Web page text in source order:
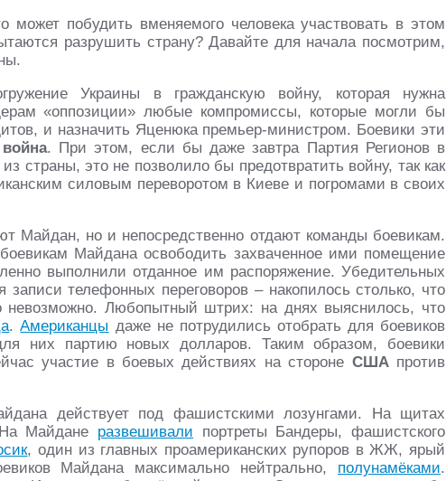
может побудить вменяемого человека участвовать в этом
разрушить страну? Давайте для начала посмотрим,
Украины в гражданскую войну, которая нужна
«оппозиции» любые компромиссы, которые могли бы
и назначить Яценюка премьер-министром. Боевики эти
. При этом, если бы даже завтра Партия Регионов в
страны, это не позволило бы предотвратить войну, так как
силовым переворотом в Киеве и погромами в своих
Майдан, но и непосредственно отдают команды боевикам.
Майдана освободить захваченное ими помещение
выполнили отданное им распоряжение. Убедительных
телефонных переговоров – накопилось столько, что
невозможно. Любопытный штрих: на днях выяснилось, что
.Американцы даже не потрудились отобрать для боевиков
них партию новых долларов. Таким образом, боевики
участие в боевых действиях на стороне СШАпротив
действует под фашистскими лозунгами. На щитах
Майдане развешивали портреты Бандеры, фашистского
, один из главных проамериканских рупоров в ЖЖ, ярый
Майдана максимально нейтрально, полунамёками.